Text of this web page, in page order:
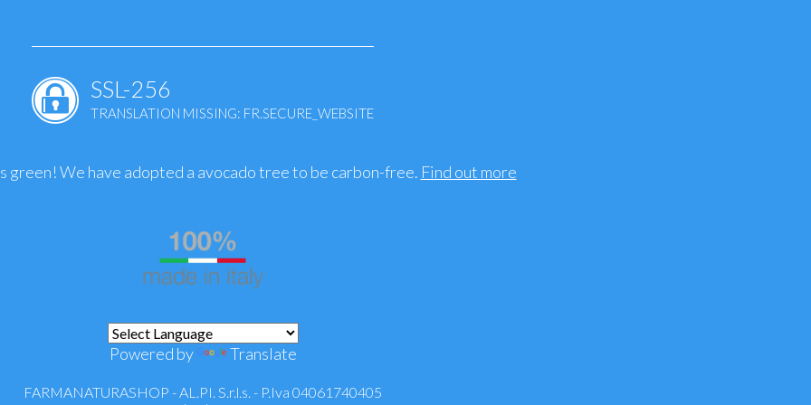
SSL-256
TRANSLATION MISSING: FR.SECURE_WEBSITE
green! We have adopted a avocado tree to be carbon-free. Find out more
Powered by Translate
FARMANATURASHOP - AL.PI. S.r.l.s. - P.Iva 04061740405